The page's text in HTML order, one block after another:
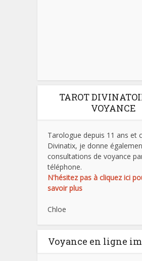
TAROT
VOYANCE
Tarologue depuis 11 ans et
Divinatix, je donne
consultations de voyance
téléphone.
N'hésitez pas à cliquez ici
savoir plus
Chloe
Voyance en ligne